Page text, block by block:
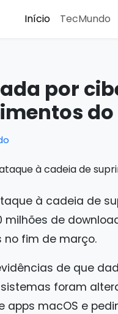
Início TecMundo
por
do
à cadeia de
milhões de
no fim de março.
de que
foram
macOS e